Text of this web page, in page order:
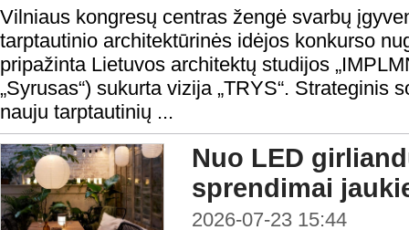
Vilniaus kongresų centras žengė svarbų
tarptautinio architektūrinės idėjos konkurso
pripažinta Lietuvos architektų studijos
„Syrusas“) sukurta vizija „TRYS“. Strateginis
nauju tarptautinių ...
Nuo LED
sprendimai
2026-07-23 15:44